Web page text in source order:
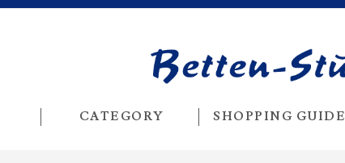
CATEGORY SHOPPING GUIDE